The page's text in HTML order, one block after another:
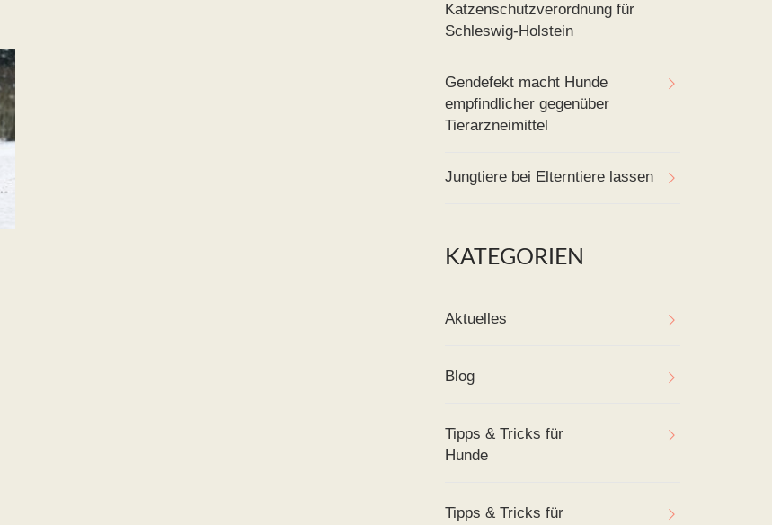
Katzenschutzverordnung für
Schleswig-Holstein
Gendefekt macht Hunde
empfindlicher gegenüber
Tierarzneimittel
Jungtiere bei Elterntiere lassen
KATEGORIEN
Aktuelles
Blog
Tipps & Tricks für
Hunde
Tipps & Tricks für